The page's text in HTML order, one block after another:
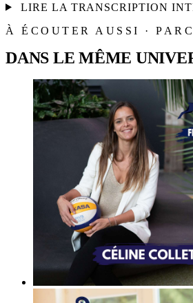
LIRE LA TRANSCRIPTION
À ÉCOUTER AUSSI ·
DANS LE MÊME